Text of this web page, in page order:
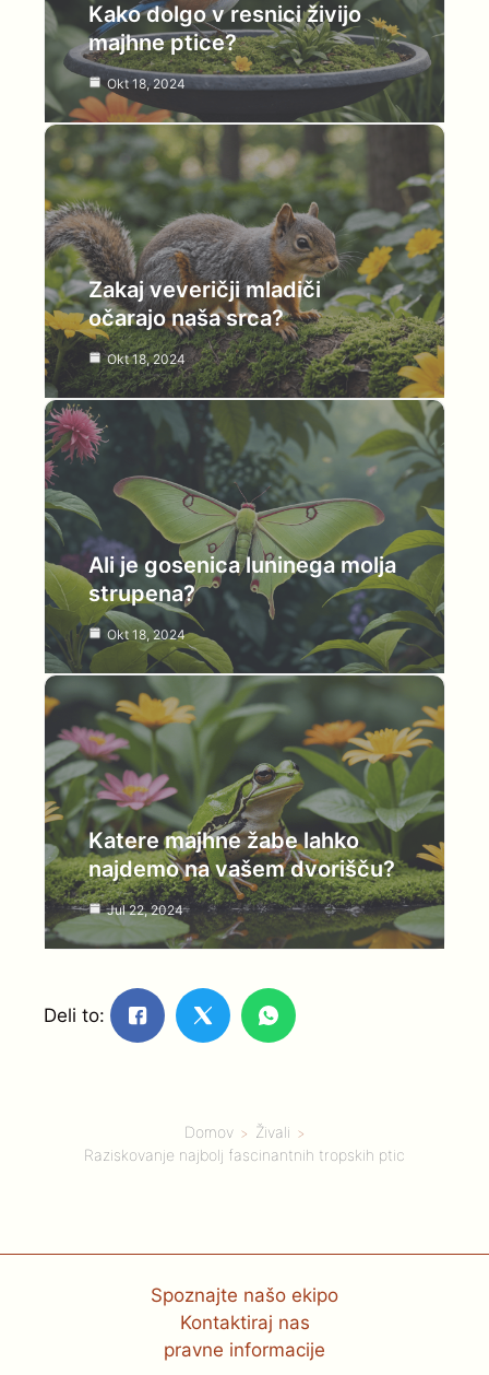
Kako dolgo v resnici živijo
majhne ptice?
Okt 18, 2024
Zakaj veveričji mladiči
očarajo naša srca?
Okt 18, 2024
Ali je gosenica luninega molja
strupena?
Okt 18, 2024
Katere majhne žabe lahko
najdemo na vašem dvorišču?
Jul 22, 2024
Deli to:
Domov
Živali
Raziskovanje najbolj fascinantnih tropskih ptic
Spoznajte našo ekipo
Kontaktiraj nas
pravne informacije